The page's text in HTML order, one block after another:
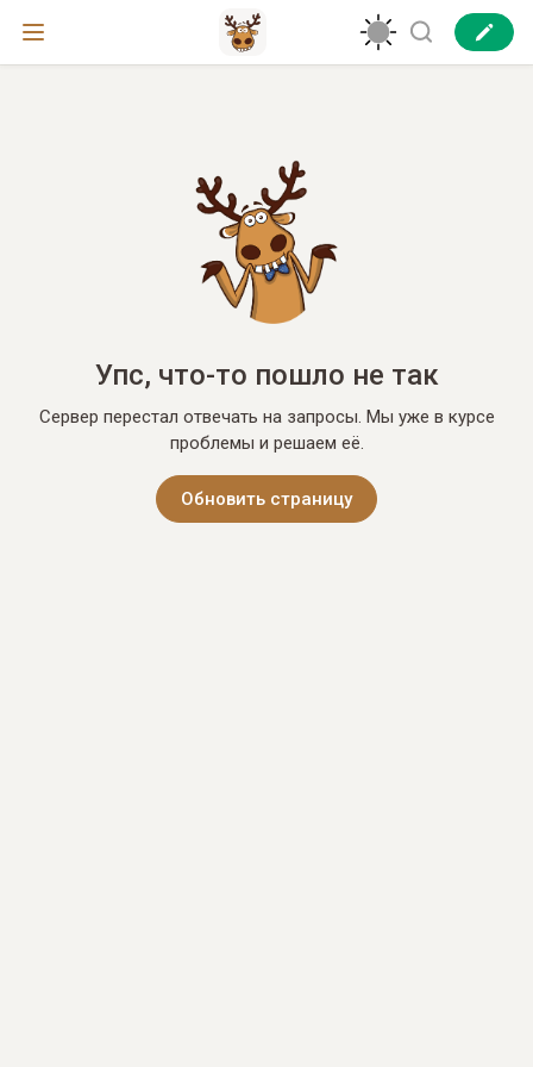
Упс, что-то пошло не так
Сервер перестал отвечать на запросы. Мы уже в курсе
проблемы и решаем её.
Обновить страницу